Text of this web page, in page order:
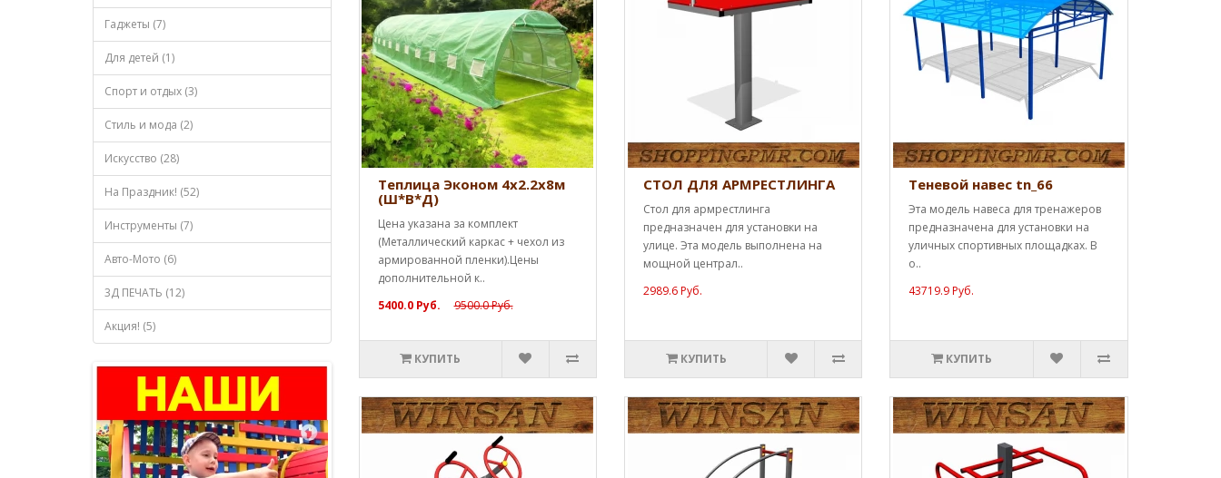
Гаджеты (7)
Для детей (1)
Спорт и отдых (3)
Стиль и мода (2)
Искусство (28)
На Праздник! (52)
Инструменты (7)
Авто-Мото (6)
3Д ПЕЧАТЬ (12)
Акция! (5)
Теплица Эконом 4х2.2х8м
(Ш*В*Д)
Цена указана за комплект
(Металлический каркас + чехол из
армированной пленки).Цены
дополнительной к..
5400.0 Руб.
9500.0 Руб.
КУПИТЬ
СТОЛ ДЛЯ АРМРЕСТЛИНГА
Стол для армрестлинга
предназначен для установки на
улице. Эта модель выполнена на
мощной централ..
2989.6 Руб.
КУПИТЬ
Теневой навес tn_66
Эта модель навеса для тренажеров
предназначена для установки на
уличных спортивных площадках. В
о..
43719.9 Руб.
КУПИТЬ